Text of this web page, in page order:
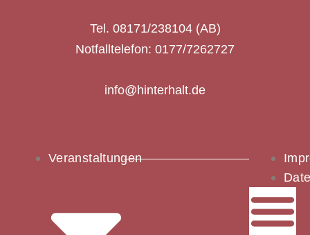
Tel. 08171/238104 (AB)
Notfalltelefon: 0177/7262727
info@hinterhalt.de
Veranstaltungen